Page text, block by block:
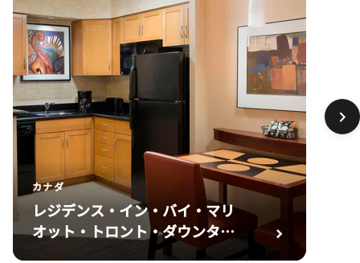
カナダ
レジデンス・イン・バイ・マリ
オット・トロント・ダウンタウ
ン/エンターテインメント・デ